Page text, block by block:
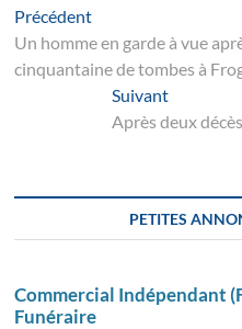
Navigation
de
l’article
PrécédentArticle
suivant
Un homme en garde à vue
cinquantaine de tombes à
SuivantSuivant
post:
Après deux
PETITES
Commercial Indépendant
Funéraire